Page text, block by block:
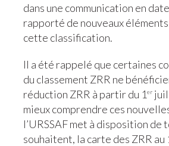
dans une communication en
rapporté de nouveaux
cette classification.
Il a été rappelé que certaines
du classement ZRR ne
réduction ZRR à partir du 1 er
mieux comprendre ces
l’URSSAF met à disposition de
souhaitent, la carte des ZRR au